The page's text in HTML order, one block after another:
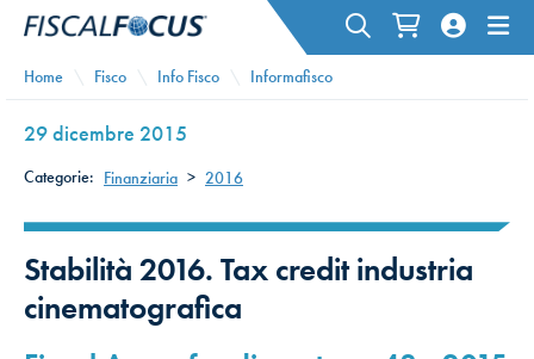
Home Fisco Info Fisco Informafisco
29 dicembre 2015
Categorie: Finanziaria > 2016
Stabilità 2016. Tax credit industria
cinematografica